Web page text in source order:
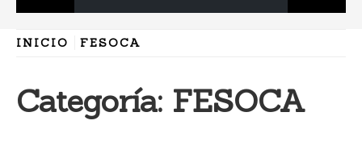
INICIO FESOCA
Categoría: FESOCA